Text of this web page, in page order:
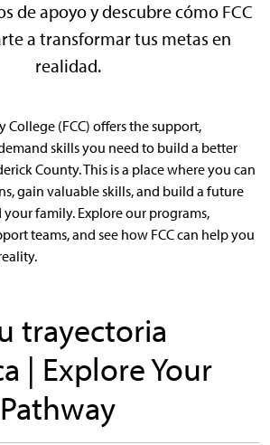
de apoyo y descubre cómo FCC
a transformar tus metas en
realidad.
College (FCC) offers the support,
skills you need to build a better
County. This is a place where you can
gain valuable skills, and build a future
family. Explore our programs,
teams, and see how FCC can help you
trayectoria
| Explore Your